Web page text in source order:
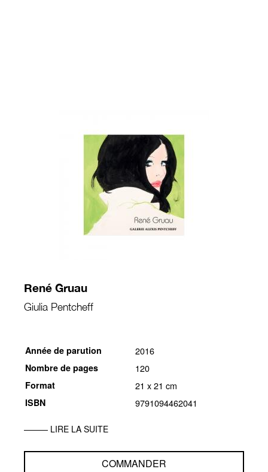
René Gruau
Giulia Pentcheff
Année de parution 2016
Nombre de pages 120
Format 21 x 21 cm
ISBN 9791094462041
LIRE LA SUITE
COMMANDER